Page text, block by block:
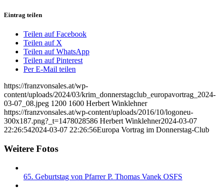
Eintrag teilen
Teilen auf Facebook
Teilen auf X
Teilen auf WhatsApp
Teilen auf Pinterest
Per E-Mail teilen
https://franzvonsales.at/wp-
content/uploads/2024/03/krim_donnerstagclub_europavortrag_2024-
03-07_08.jpeg 1200 1600 Herbert Winklehner
https://franzvonsales.at/wp-content/uploads/2016/10/logoneu-
300x187.png?_t=1478028586 Herbert Winklehner2024-03-07
22:26:542024-03-07 22:26:56Europa Vortrag im Donnerstag-Club
Weitere Fotos
65. Geburtstag von Pfarrer P. Thomas Vanek OSFS